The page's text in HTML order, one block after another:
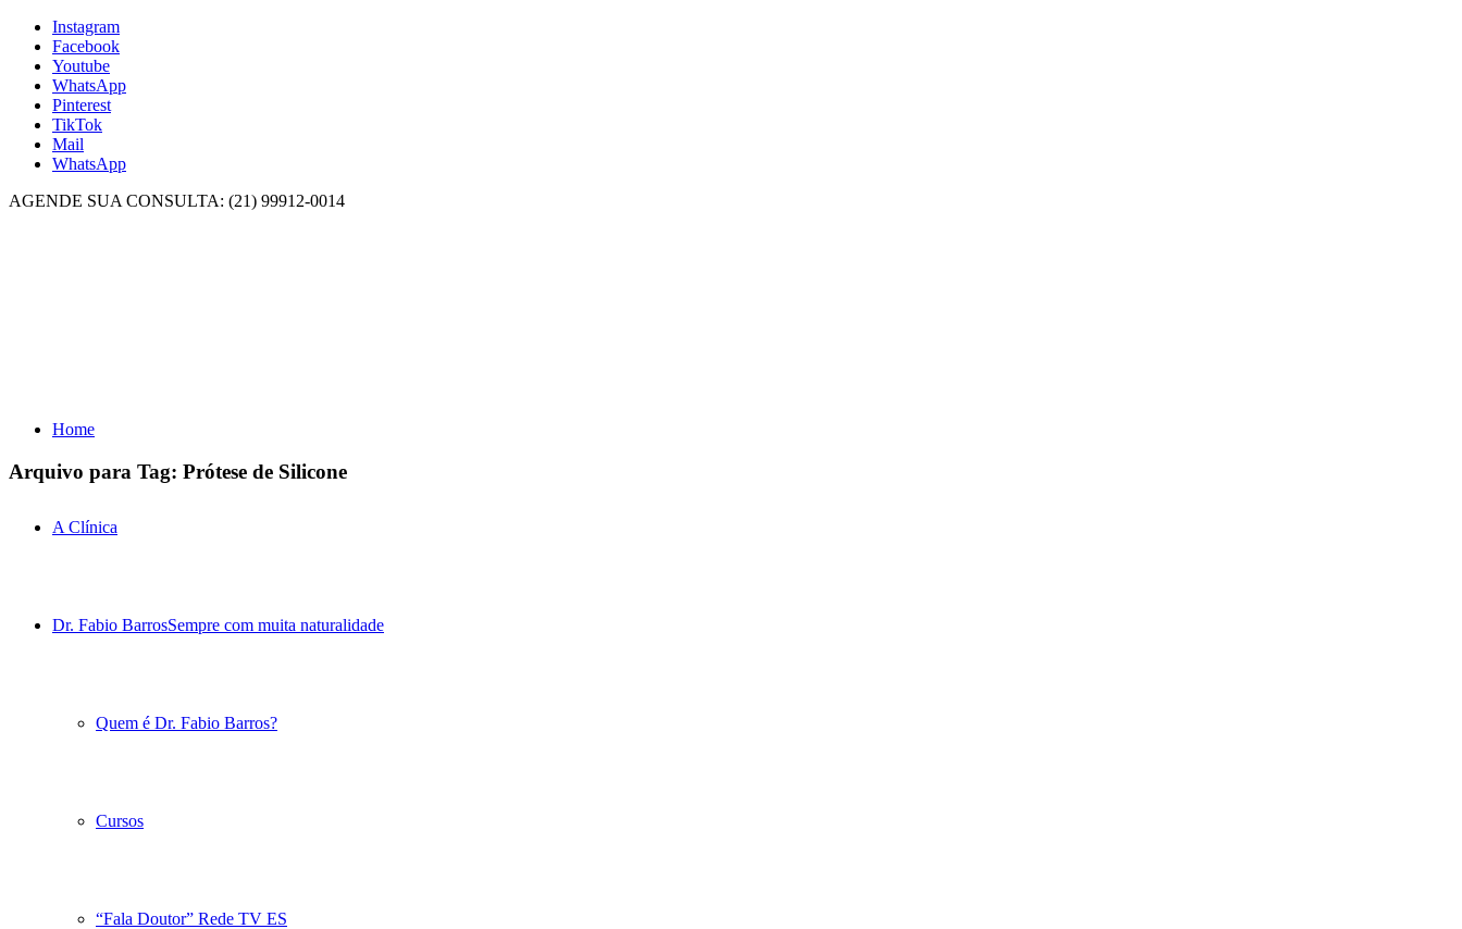
Instagram
Facebook
Youtube
WhatsApp
Pinterest
TikTok
Mail
WhatsApp
AGENDE SUA CONSULTA: (21) 99912-0014
Home
A Clínica
Dr. Fabio BarrosSempre com muita naturalidade
Quem é Dr. Fabio Barros?
Cursos
“Fala Doutor” Rede TV ES
Arquivo para Tag: Prótese de Silicone